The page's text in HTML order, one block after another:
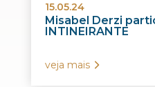
15.05.24
Misabel Derzi
INTINEIRANTE
veja mais